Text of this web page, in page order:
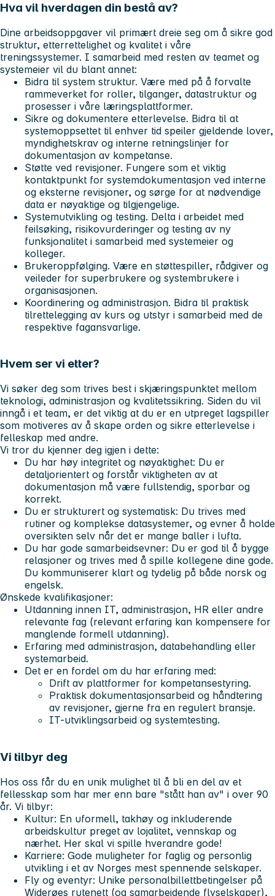
Hva vil hverdagen din bestå av?
Dine arbeidsoppgaver vil primært dreie seg om å sikre god
struktur, etterrettelighet og kvalitet i våre
treningssystemer. I samarbeid med resten av teamet og
systemeier vil du blant annet:
Bidra til system struktur. Være med på å forvalte
rammeverket for roller, tilganger, datastruktur og
prosesser i våre læringsplattformer.
Sikre og dokumentere etterlevelse. Bidra til at
systemoppsettet til enhver tid speiler gjeldende lover,
myndighetskrav og interne retningslinjer for
dokumentasjon av kompetanse.
Støtte ved revisjoner. Fungere som et viktig
kontaktpunkt for systemdokumentasjon ved interne
og eksterne revisjoner, og sørge for at nødvendige
data er nøyaktige og tilgjengelige.
Systemutvikling og testing. Delta i arbeidet med
feilsøking, risikovurderinger og testing av ny
funksjonalitet i samarbeid med systemeier og
kolleger.
Brukeroppfølging. Være en støttespiller, rådgiver og
veileder for superbrukere og systembrukere i
organisasjonen.
Koordinering og administrasjon. Bidra til praktisk
tilrettelegging av kurs og utstyr i samarbeid med de
respektive fagansvarlige.
Hvem ser vi etter?
Vi søker deg som trives best i skjæringspunktet mellom
teknologi, administrasjon og kvalitetssikring. Siden du vil
inngå i et team, er det viktig at du er en utpreget lagspiller
som motiveres av å skape orden og sikre etterlevelse i
felleskap med andre.
Vi tror du kjenner deg igjen i dette:
Du har høy integritet og nøyaktighet: Du er
detaljorientert og forstår viktigheten av at
dokumentasjon må være fullstendig, sporbar og
korrekt.
Du er strukturert og systematisk: Du trives med
rutiner og komplekse datasystemer, og evner å holde
oversikten selv når det er mange baller i lufta.
Du har gode samarbeidsevner: Du er god til å bygge
relasjoner og trives med å spille kollegene dine gode.
Du kommuniserer klart og tydelig på både norsk og
engelsk.
Ønskede kvalifikasjoner:
Utdanning innen IT, administrasjon, HR eller andre
relevante fag (relevant erfaring kan kompensere for
manglende formell utdanning).
Erfaring med administrasjon, databehandling eller
systemarbeid.
Det er en fordel om du har erfaring med:
Drift av plattformer for kompetansestyring.
Praktisk dokumentasjonsarbeid og håndtering
av revisjoner, gjerne fra en regulert bransje.
IT-utviklingsarbeid og systemtesting.
Vi tilbyr deg
Hos oss får du en unik mulighet til å bli en del av et
fellesskap som har mer enn bare "stått han av" i over 90
år. Vi tilbyr:
Kultur: En uformell, takhøy og inkluderende
arbeidskultur preget av lojalitet, vennskap og
nærhet. Her skal vi spille hverandre gode!
Karriere: Gode muligheter for faglig og personlig
utvikling i et av Norges mest spennende selskaper.
Fly og eventyr: Unike personalbillettbetingelser på
Widerøes rutenett (og samarbeidende flyselskaper),